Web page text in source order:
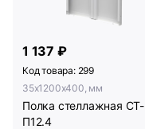
1 137 ₽
Код товара: 299
35x1200x400, мм
Полка стеллажная СТ-
П12.4